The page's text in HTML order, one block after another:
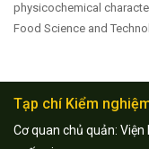
physicochemical
Food Science and
Tạp chí Kiểm
Cơ quan chủ quản: